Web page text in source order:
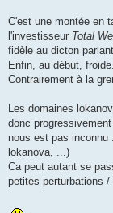
C'est une montée en
l'investisseur Total
fidèle au dicton
Enfin, au début, froide.
Contrairement à la
Les domaines
donc
nous est pas inconnu
lokanova, ...)
Ca peut autant se
petites perturbations